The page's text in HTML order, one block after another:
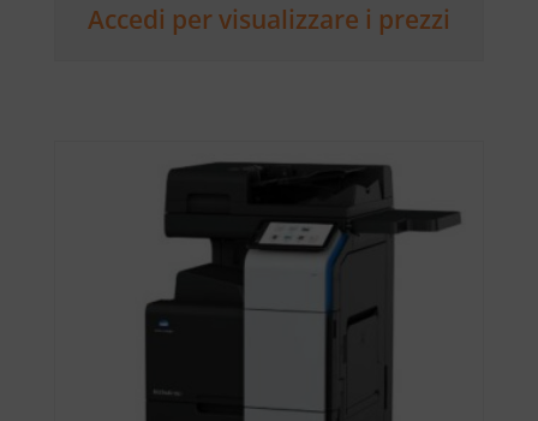
Accedi per visualizzare i prezzi